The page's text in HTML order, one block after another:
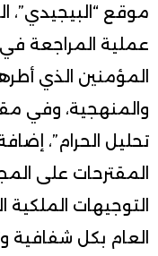
موقع “البيجيدي”،
عملية المراجعة في
المؤمنين الذي
والمنهجية، وفي
تحليل الحرام”،
المقترحات على
التوجيهات الملكية
العام بكل شفافية